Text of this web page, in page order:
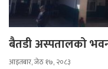
बैतडी अस्पतालको
आइतबार, जेठ १७, २०८३